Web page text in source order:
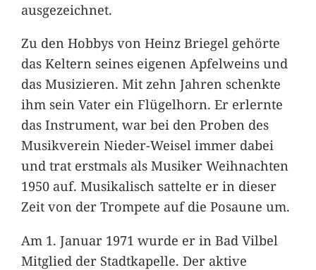
ausgezeichnet.
Zu den Hobbys von Heinz Briegel gehörte
das Keltern seines eigenen Apfelweins und
das Musizieren. Mit zehn Jahren schenkte
ihm sein Vater ein Flügelhorn. Er erlernte
das Instrument, war bei den Proben des
Musikverein Nieder-Weisel immer dabei
und trat erstmals als Musiker Weihnachten
1950 auf. Musikalisch sattelte er in dieser
Zeit von der Trompete auf die Posaune um.
Am 1. Januar 1971 wurde er in Bad Vilbel
Mitglied der Stadtkapelle. Der aktive